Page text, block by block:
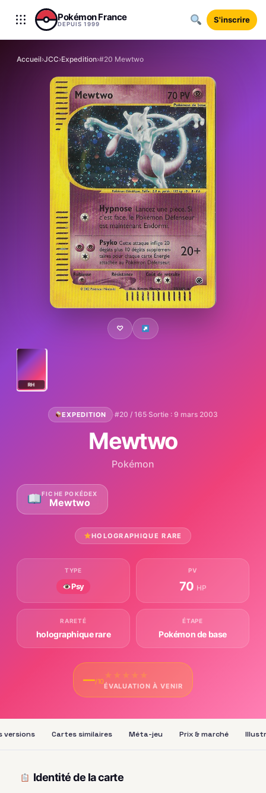
Aller au contenu
Pokémon France
DEPUIS 1999 S'inscrire
Accueil›JCC›Expedition›#20 Mewtwo
♡
RH
EXPEDITION ·#20 / 165·Sortie : 9 mars 2003
Mewtwo
Pokémon
FICHE POKÉDEX
Mewtwo
HOLOGRAPHIQUE RARE
TYPE
Psy
PV
70 HP
RARETÉ
holographique rare
ÉTAPE
Pokémon de base
—/10
★ ★ ★ ★ ★
ÉVALUATION À VENIR
versions Cartes similaires Méta-jeu Prix & marché
Identité de la carte